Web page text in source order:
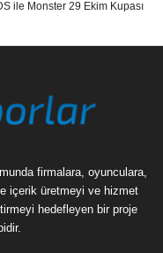
ile Monster 29 Ekim Kupası
firmalara, oyunculara,
içerik üretmeyi ve hizmet
hedefleyen bir proje